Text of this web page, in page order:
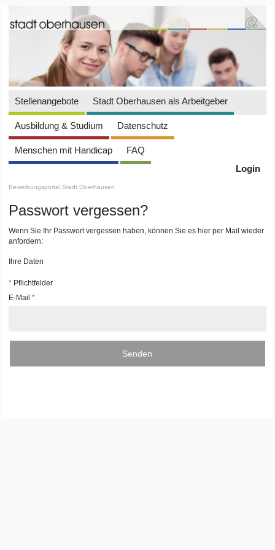
Stellenangebote Stadt Oberhausen als Arbeitgeber
Ausbildung & Studium Datenschutz
Menschen mit Handicap
FAQ
Login
Bewerbungsportal Stadt Oberhausen
Passwort vergessen?
Wenn Sie Ihr Passwort vergessen haben, können Sie es hier per Mail wieder
anfordern:
Ihre Daten
* Pflichtfelder
E-Mail*
Senden